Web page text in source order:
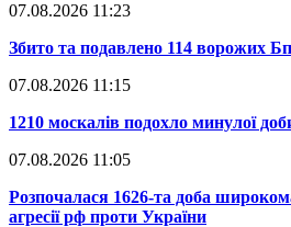
07.08.2026 11:23
​Збито та подавлено 114 ворожих
07.08.2026 11:15
​1210 москалів подохло минулої
07.08.2026 11:05
​Розпочалася 1626-та доба
агресії рф проти України